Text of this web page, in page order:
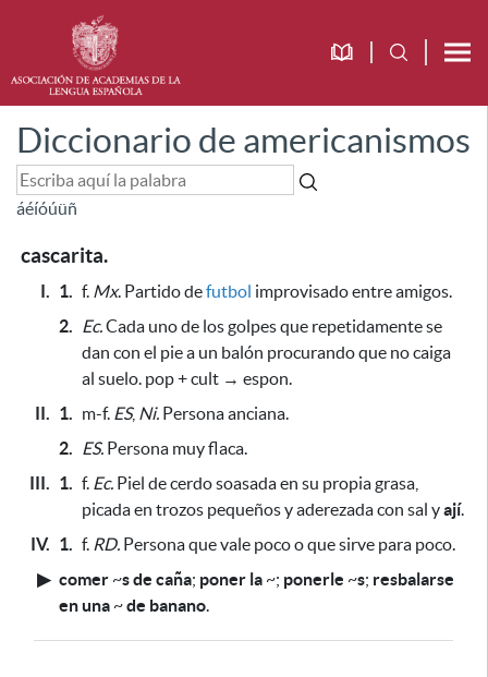
Diccionario de americanismos
áéíóúüñ
cascarita.
I. 1. f. Mx. Partido defutbol improvisado entre amigos.
2. Ec.Cada uno de los golpes que repetidamente se
dan con el pie a un balón procurando que no caiga
al suelo. pop + cult → espon.
II. 1. m-f. ES, Ni. Persona anciana.
2. ES. Persona muy flaca.
III. 1. f. Ec. Piel de cerdo soasada en su propia grasa,
picada en trozos pequeños y aderezada con sal yají.
IV. 1. f. RD. Persona que vale poco o que sirve para poco.
▶ comer ~s de caña; poner la ~; ponerle ~s; resbalarse
en una ~de banano.